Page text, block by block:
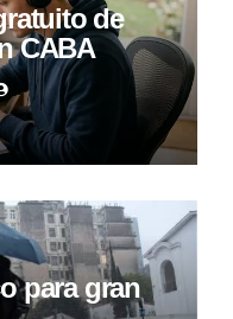
de
CABA
para gran